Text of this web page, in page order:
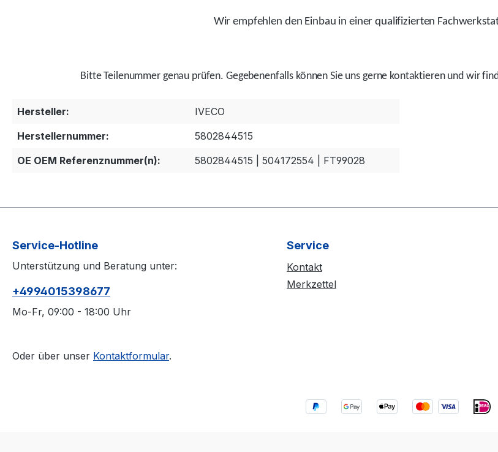
Wir empfehlen den Einbau in einer qualifizierten
Bitte Teilenummer genau prüfen. Gegebenenfalls können Sie uns gerne kontaktieren und wir
Hersteller:
IVECO
Herstellernummer:
5802844515
OE OEM Referenznummer(n):
5802844515 | 504172554 | FT99028
Service-Hotline
Unterstützung und Beratung unter:
+4994015398677
Mo-Fr, 09:00 - 18:00 Uhr
Oder über unser Kontaktformular.
Service
Kontakt
Merkzettel